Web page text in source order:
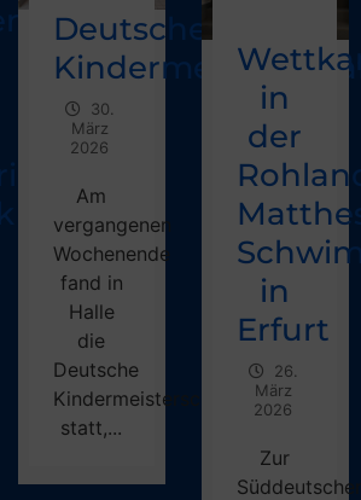
Deutsche
30.
März
2026
Am
vergangenen
Wochenende
fand in
Halle
die
Deutsche
Kindermeisterschaft
statt,...
in
der
in
Erfurt
26.
März
2026
Zur
Süddeutschen